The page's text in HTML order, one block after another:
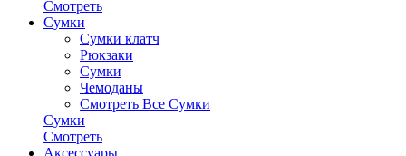
Смотреть
Сумки
Сумки клатч
Рюкзаки
Сумки
Чемоданы
Смотреть Все Сумки
Сумки
Смотреть
Аксессуары